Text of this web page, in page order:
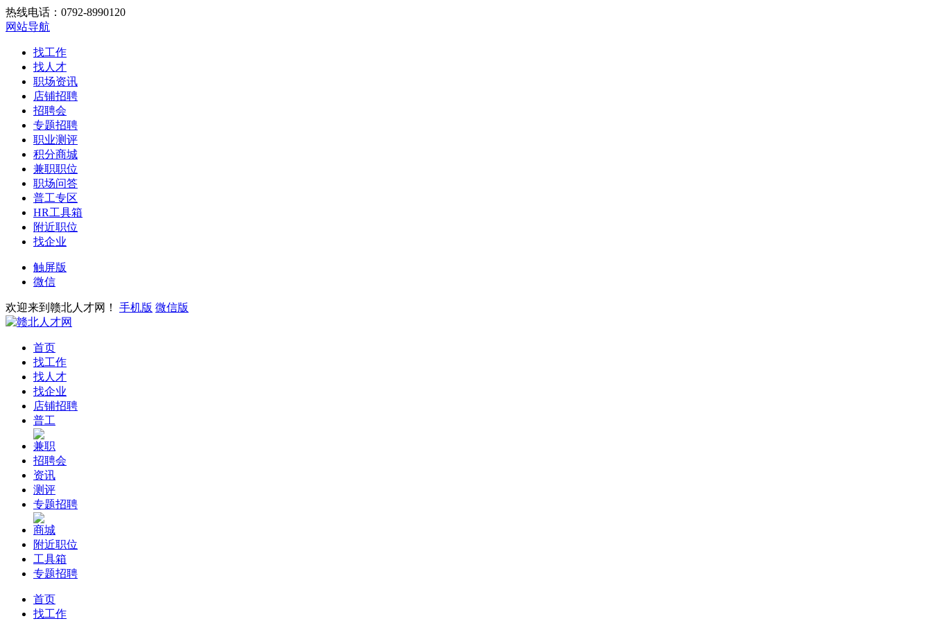
热线电话：0792-8990120
网站导航
找工作
找人才
职场资讯
店铺招聘
招聘会
专题招聘
职业测评
积分商城
兼职职位
职场问答
普工专区
HR工具箱
附近职位
找企业
触屏版
微信
欢迎来到赣北人才网！ 手机版 微信版
首页
找工作
找人才
找企业
店铺招聘
普工
兼职
招聘会
资讯
测评
专题招聘
商城
附近职位
工具箱
专题招聘
首页
找工作